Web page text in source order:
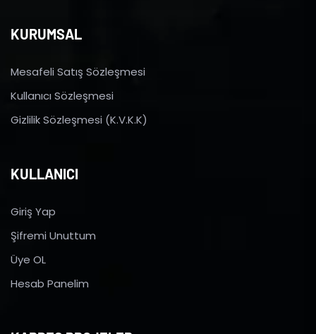
KURUMSAL
Mesafeli Satış Sözleşmesi
Kullanıcı Sözleşmesi
Gizlilik Sözleşmesi (K.V.K.K)
KULLANICI
Giriş Yap
Şifremi Unuttum
Üye OL
Hesab Panelim